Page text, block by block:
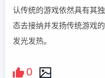
认传统的游戏依然具有其
态去接纳并发扬传统游戏
发光发热。
0